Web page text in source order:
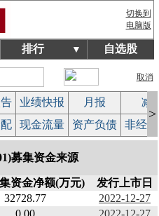
切换到
电脑版
排行 ▼ 自选股
取消
业绩快报 月报
减
现金流量 资产负债 非经
>
募集资金来源
资金净额(万元)
发行上市日
32728.77
2022-12-27
0.00 2022-12-27